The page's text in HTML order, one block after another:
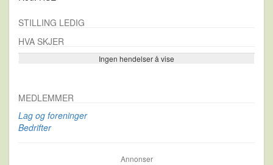
STILLING LEDIG
HVA SKJER
Ingen hendelser å vise
Se flere…
MEDLEMMER
Lag og foreninger
Bedrifter
Annonser